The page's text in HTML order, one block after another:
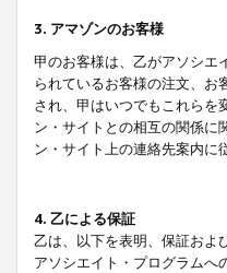
3. アマゾンのお客様
甲のお客様は、乙がアソシエ
られているお客様の注文、
され、甲はいつでもこれらを
ン・サイトとの相互の関係に
ン・サイト上の連絡先案内に
4. 乙による保証
乙は、以下を表明、保証およ
アソシエイト・プログラムへ